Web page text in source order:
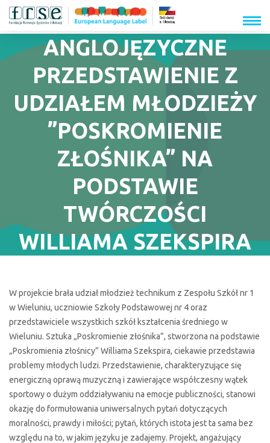
menu
ANGLOJĘZYCZNE
PRZEDSTAWIENIE Z
UDZIAŁEM MŁODZIEŻY
”POSKROMIENIE
ZŁOŚNIKA” NA
PODSTAWIE
TWÓRCZOŚCI
WILLIAMA SZEKSPIRA
W projekcie brała udział młodzież technikum z Zespołu Szkół nr 1
w Wieluniu, uczniowie Szkoły Podstawowej nr 4 oraz
przedstawiciele wszystkich szkół kształcenia średniego w
Wieluniu. Sztuka „Poskromienie złośnika”, stworzona na podstawie
„Poskromienia złośnicy” Williama Szekspira, ciekawie przedstawia
problemy młodych ludzi. Przedstawienie, charakteryzujące się
energiczną oprawą muzyczną i zawierające współczesny wątek
sportowy o dużym oddziaływaniu na emocje publiczności, stanowi
okazję do formułowania uniwersalnych pytań dotyczących
moralności, prawdy i miłości; pytań, których istota jest ta sama bez
względu na to, w jakim języku je zadajemy. Projekt, angażujący